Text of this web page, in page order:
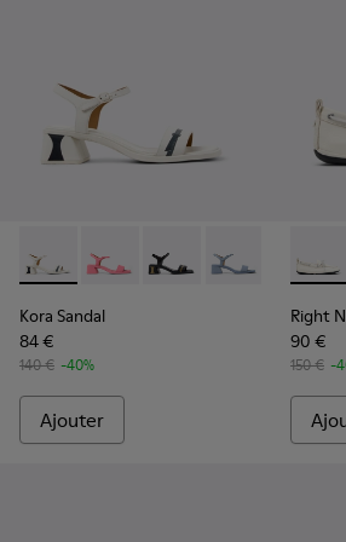
Kora Sandal - K201914-003 -
Kora Sandal - K201914-005
Kora Sandal -Kora Sandal -
Kora
Kora Sandal
84 €
140 € -40%
Ajouter
Right
90 €
150 € -